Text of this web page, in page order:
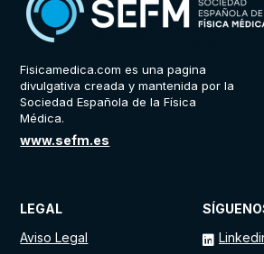
Fisicamedica.com es una pagina
divulgativa creada y mantenida por la
Sociedad Española de la Física
Médica.
www.sefm.es
LEGAL
Aviso Legal